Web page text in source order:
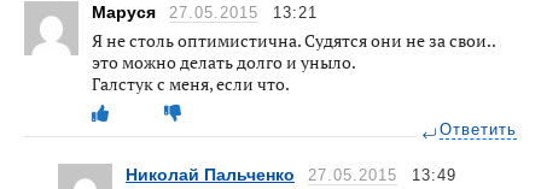
Маруся 27.05.2015 13:21
Я не столь оптимистична. Судятся они не за свои..
это можно делать долго и уныло.
Галстук с меня, если что.
Ответить
Николай Пальченко 27.05.2015 13:49